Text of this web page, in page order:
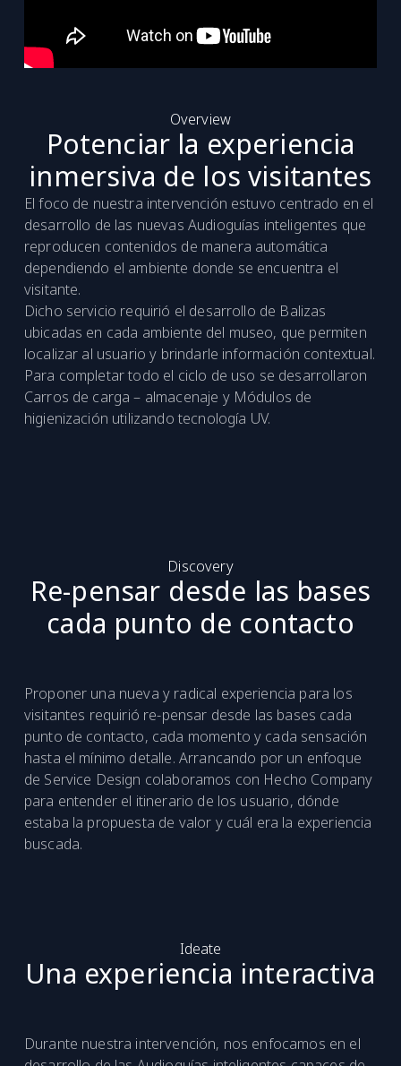
Overview
Potenciar la experiencia
inmersiva de los visitantes
El foco de nuestra intervención estuvo centrado en el
desarrollo de las nuevas Audioguías inteligentes que
reproducen contenidos de manera automática
dependiendo el ambiente donde se encuentra el
visitante.
Dicho servicio requirió el desarrollo de Balizas
ubicadas en cada ambiente del museo, que permiten
localizar al usuario y brindarle información contextual.
Para completar todo el ciclo de uso se desarrollaron
Carros de carga – almacenaje y Módulos de
higienización utilizando tecnología UV.
Discovery
Re-pensar desde las bases
cada punto de contacto
Proponer una nueva y radical experiencia para los
visitantes requirió re-pensar desde las bases cada
punto de contacto, cada momento y cada sensación
hasta el mínimo detalle. Arrancando por un enfoque
de Service Design colaboramos con Hecho Company
para entender el itinerario de los usuario, dónde
estaba la propuesta de valor y cuál era la experiencia
buscada.
Ideate
Una experiencia interactiva
Durante nuestra intervención, nos enfocamos en el